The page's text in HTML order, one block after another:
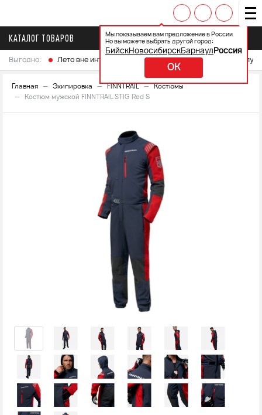
Мы показываем вам предложение в России
Но вы можете выбрать другой город:
БийскНовосибирскБарнаул Россия
OK
КАТАЛОГ ТОВАРОВ
Выгодно: Лето вне интренета Выберите свой мотоцикл и
Главная Экипировка FINNTRAIL
Костюмы
Костюм мужской FINNTRAIL STIG Red S